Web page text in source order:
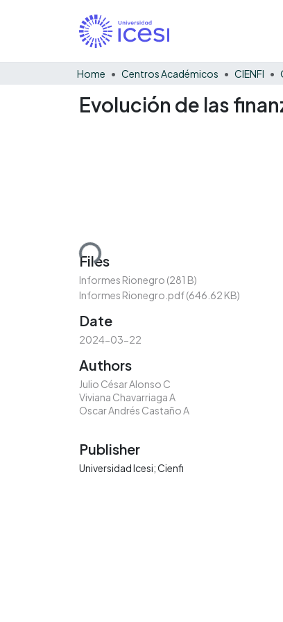
Home Centros Académicos CIENFI
Evolución de las
Loading...
Files
Informes Rionegro (281 B)
Informes Rionegro.pdf(646.62 KB)
Date
2024-03-22
Authors
Julio César Alonso C
Viviana Chavarriaga A
Oscar Andrés Castaño A
Publisher
Universidad Icesi; Cienfi